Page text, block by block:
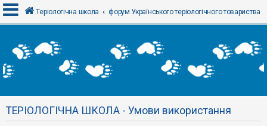
х
і
Р
Теріологічна школа форум Українського теріологічного товариства
ТЕРІОЛОГІЧНА ШКОЛА - Умови використання